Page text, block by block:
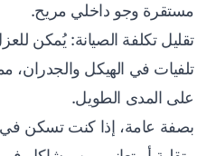
مستقرة وجو داخلي مريح.
تقليل تكلفة الصيانة: يُمكن
تلفيات في الهيكل والجدران،
على المدى الطويل.
بصفة عامة، إذا كنت تسكن